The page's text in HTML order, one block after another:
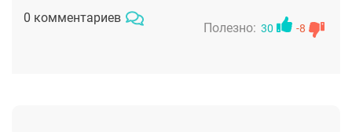
Родители надеялись, что со временем нос заживет,
но чуда не произошло. Огромная горбина прямо
0 комментариев
Полезно: 30 -8